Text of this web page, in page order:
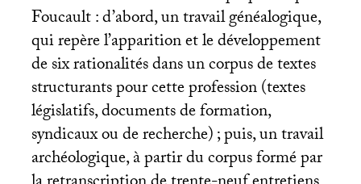
Foucault : d’abord, un travail généalogique,
qui repère l’apparition et le développement
de six rationalités dans un corpus de textes
structurants pour cette profession (textes
législatifs, documents de formation,
syndicaux ou de recherche); puis, un travail
archéologique, à partir du corpus formé par